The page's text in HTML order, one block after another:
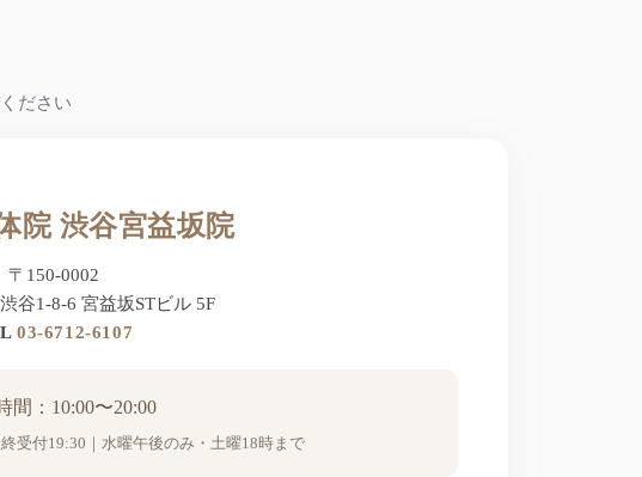
ださい
院 渋谷宮益坂院
〒150-0002
谷1-8-6 宮益坂STビル 5F
03-6712-6107
間：10:00〜20:00
受付19:30｜水曜午後のみ・土曜18時まで